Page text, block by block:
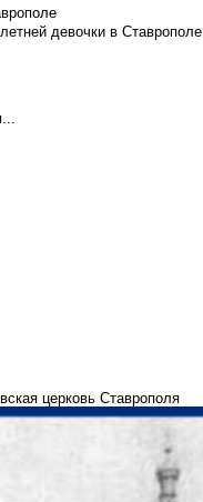
девочки в Ставрополе
церковь Ставрополя